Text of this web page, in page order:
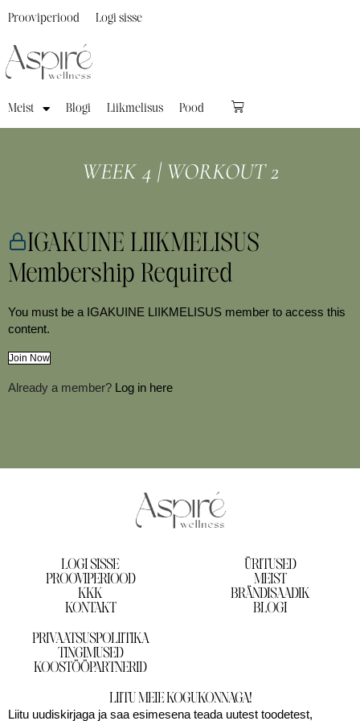
Meist Blogi Liikmelisus Pood
Prooviperiood Logi sisse
WEEK 4 | WORKOUT 2
IGAKUINE LIIKMELISUS
Membership Required
You must be a IGAKUINE LIIKMELISUS member to access this
content.
Join Now
Already a member? Log in here
LOGI SISSE
PROOVIPERIOOD
KKK
KONTAKT
ÜRITUSED
MEIST
BRÄNDISAADIK
BLOGI
PRIVAATSUSPOLIITIKA
TINGIMUSED
KOOSTÖÖPARTNERID
LIITU MEIE KOGUKONNAGA!
Liitu uudiskirjaga ja saa esimesena teada uutest toodetest,